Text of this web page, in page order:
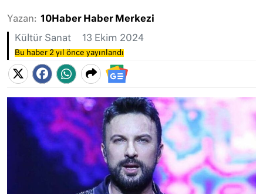
Yazan: 10Haber Haber Merkezi
Kültür Sanat 13 Ekim 2024
Bu haber 2 yıl önce yayınlandı